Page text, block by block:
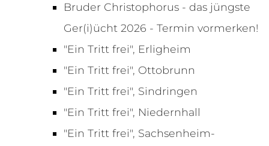
Bruder Christophorus - das jüngste
Ger(i)ücht 2026 - Termin vormerken!
"Ein Tritt frei", Erligheim
"Ein Tritt frei", Ottobrunn
"Ein Tritt frei", Sindringen
"Ein Tritt frei", Niedernhall
"Ein Tritt frei", Sachsenheim-